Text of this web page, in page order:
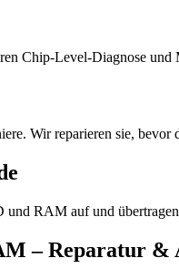
Chip-Level-Diagnose und
Wir reparieren sie, bevor
RAM auf und
– Reparatur &